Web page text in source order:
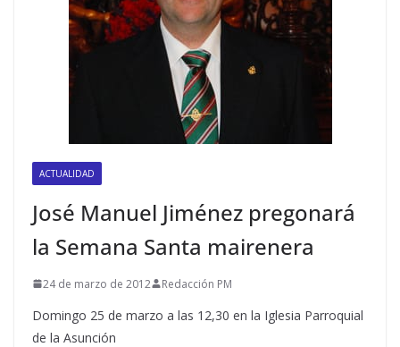
ACTUALIDAD
José Manuel Jiménez pregonará
la Semana Santa mairenera
24 de marzo de 2012 Redacción PM
Domingo 25 de marzo a las 12,30 en la Iglesia Parroquial
de la Asunción